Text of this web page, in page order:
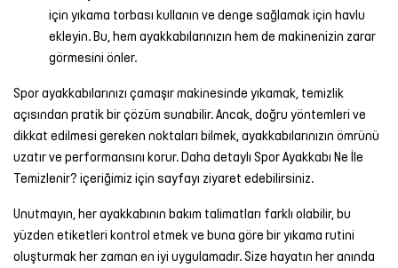
için yıkama torbası kullanın ve denge sağlamak için havlu
ekleyin. Bu, hem ayakkabılarınızın hem de makinenizin zarar
görmesini önler.
Spor ayakkabılarınızı çamaşır makinesinde yıkamak, temizlik
açısından pratik bir çözüm sunabilir. Ancak, doğru yöntemleri ve
dikkat edilmesi gereken noktaları bilmek, ayakkabılarınızın ömrünü
uzatır ve performansını korur. Daha detaylı Spor Ayakkabı Ne İle
Temizlenir? içeriğimiz için sayfayı ziyaret edebilirsiniz.
Unutmayın, her ayakkabının bakım talimatları farklı olabilir, bu
yüzden etiketleri kontrol etmek ve buna göre bir yıkama rutini
oluşturmak her zaman en iyi uygulamadır. Size hayatın her anında